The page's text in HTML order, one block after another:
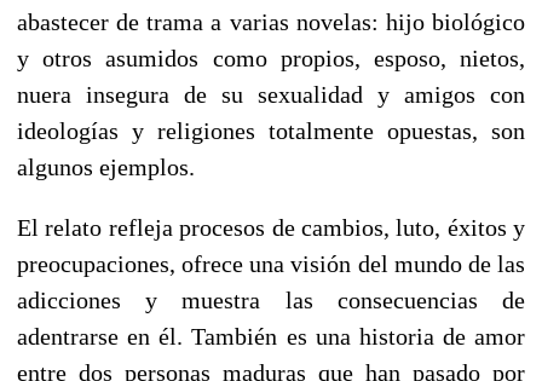
abastecer de trama a varias novelas: hijo biológico
y otros asumidos como propios, esposo, nietos,
nuera insegura de su sexualidad y amigos con
ideologías y religiones totalmente opuestas, son
algunos ejemplos.
El relato refleja procesos de cambios, luto, éxitos y
preocupaciones, ofrece una visión del mundo de las
adicciones y muestra las consecuencias de
adentrarse en él. También es una historia de amor
entre dos personas maduras que han pasado por